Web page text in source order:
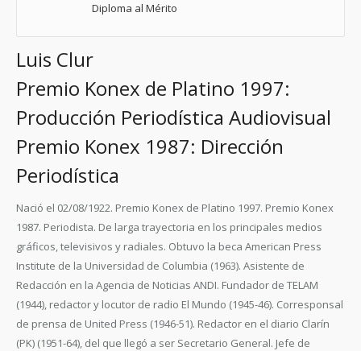
Diploma al Mérito
Luis Clur
Premio Konex de Platino 1997:
Producción Periodística Audiovisual
Premio Konex 1987: Dirección
Periodística
Nació el 02/08/1922. Premio Konex de Platino 1997. Premio Konex
1987. Periodista. De larga trayectoria en los principales medios
gráficos, televisivos y radiales. Obtuvo la beca American Press
Institute de la Universidad de Columbia (1963). Asistente de
Redacción en la Agencia de Noticias ANDI. Fundador de TELAM
(1944), redactor y locutor de radio El Mundo (1945-46). Corresponsal
de prensa de United Press (1946-51). Redactor en el diario Clarín
(PK) (1951-64), del que llegó a ser Secretario General. Jefe de